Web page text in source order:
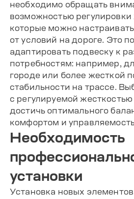
необходимо обращать
возможностью регулировки
которые можно
от условий на дороге. Это
адаптировать подвеску к
потребностям: например,
городе или более жесткой
стабильности на трассе.
с регулируемой
достичь оптимального
комфортом и
Необходимость
установки
Установка новых